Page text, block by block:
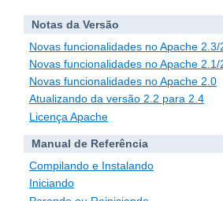
Notas da Versão
Novas funcionalidades no Apache 2.3/
Novas funcionalidades no Apache 2.1/
Novas funcionalidades no Apache 2.0
Atualizando da versão 2.2 para 2.4
Licença Apache
Manual de Referência
Compilando e Instalando
Iniciando